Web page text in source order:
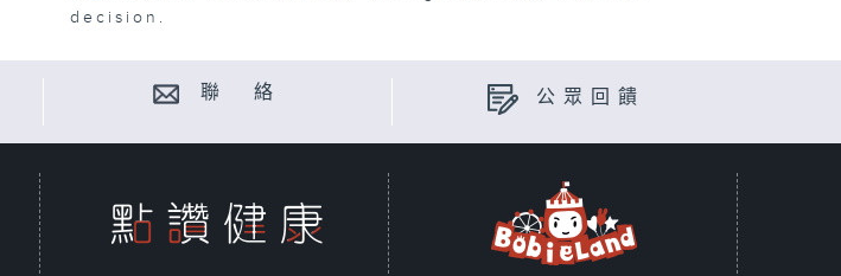
decision.
聯 絡 公眾回饋